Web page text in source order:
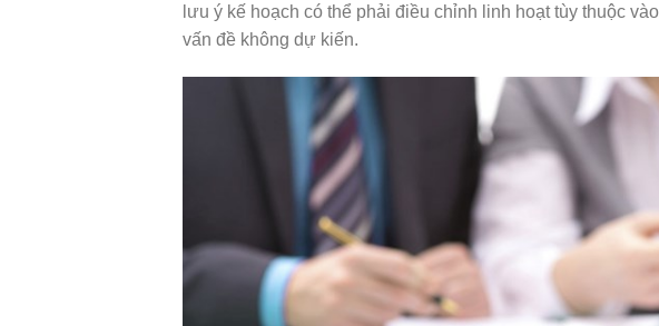
lưu ý kế hoạch có thể phải điều chỉnh linh hoạt tùy thuộc
vấn đề không dự kiến.